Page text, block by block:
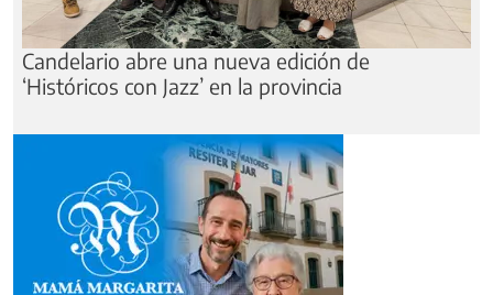
Candelario abre una nueva edición de
‘Históricos con Jazz’ en la provincia